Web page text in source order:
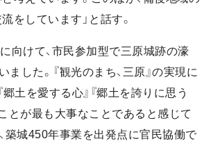
をしています」と話す。
に向けて、市民参加型で三原城跡の濠
した。『観光のまち、三原』の実現に
郷土を愛する心』『郷土を誇りに思う
とが最も大事なことであると感じて
築城450年事業を出発点に官民協働で